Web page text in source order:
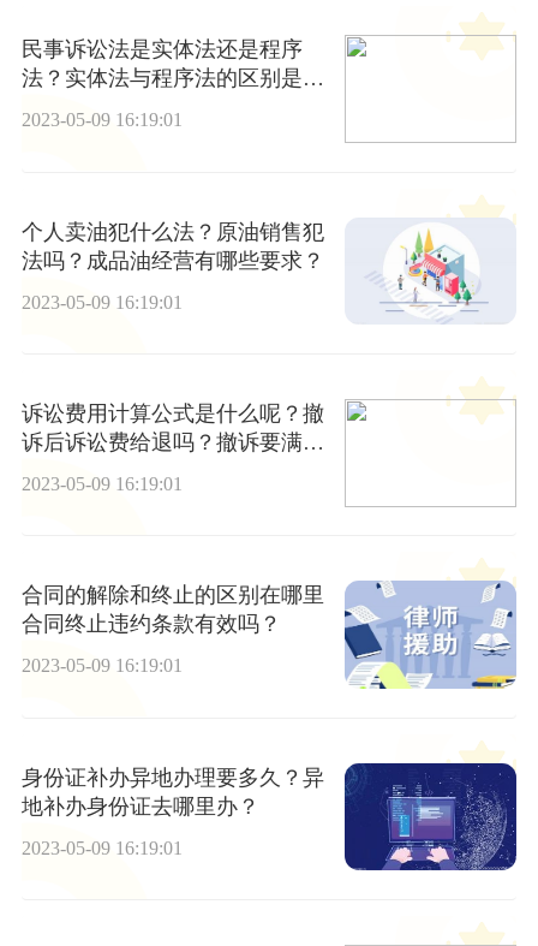
民事诉讼法是实体法还是程序
法？实体法与程序法的区别是什
么？
2023-05-09 16:19:01
个人卖油犯什么法？原油销售犯
法吗？成品油经营有哪些要求？
2023-05-09 16:19:01
诉讼费用计算公式是什么呢？撤
诉后诉讼费给退吗？撤诉要满足
2023-05-09 16:19:01
合同的解除和终止的区别在哪里
合同终止违约条款有效吗？
2023-05-09 16:19:01
身份证补办异地办理要多久？异
地补办身份证去哪里办？
2023-05-09 16:19:01